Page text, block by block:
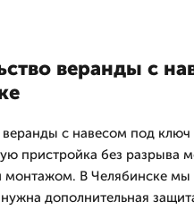
веранды с
веранды с навесом под ключ
пристройка без разрыва
монтажом. В Челябинске
дополнительная